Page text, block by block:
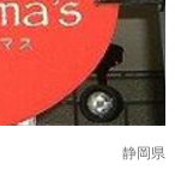
静岡県